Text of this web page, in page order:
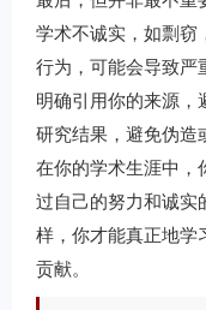
学术不诚实，如剽窃
行为，可能会导致严
明确引用你的来源，
研究结果，避免伪造
在你的学术生涯中，
过自己的努力和诚实
样，你才能真正地学
贡献。